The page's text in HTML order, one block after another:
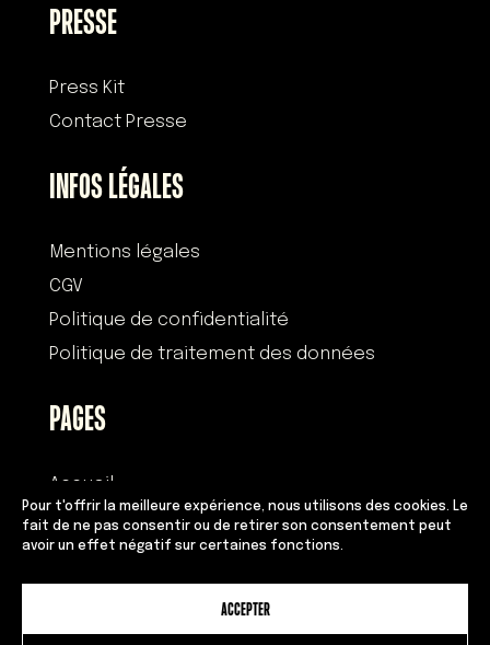
Pour t'offrir la meilleure expérience, nous utilisons des cookies. Le
fait de ne pas consentir ou de retirer son consentement peut
avoir un effet négatif sur certaines fonctions.
ACCEPTER
PRESSE
Press Kit
Contact Presse
INFOS LÉGALES
Mentions légales
CGV
Politique de confidentialité
Politique de traitement des données
PAGES
Accueil
Histoire
Devenir franchisé
Équipe